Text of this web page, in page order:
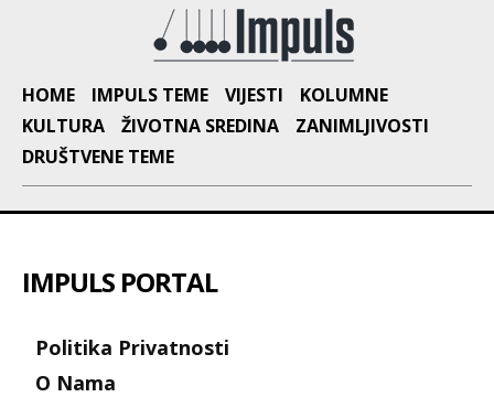
HOME IMPULS TEME VIJESTI
KOLUMNE
KULTURA
ŽIVOTNA SREDINA
ZANIMLJIVOSTI
DRUŠTVENE TEME
IMPULS PORTAL
Politika Privatnosti
O Nama